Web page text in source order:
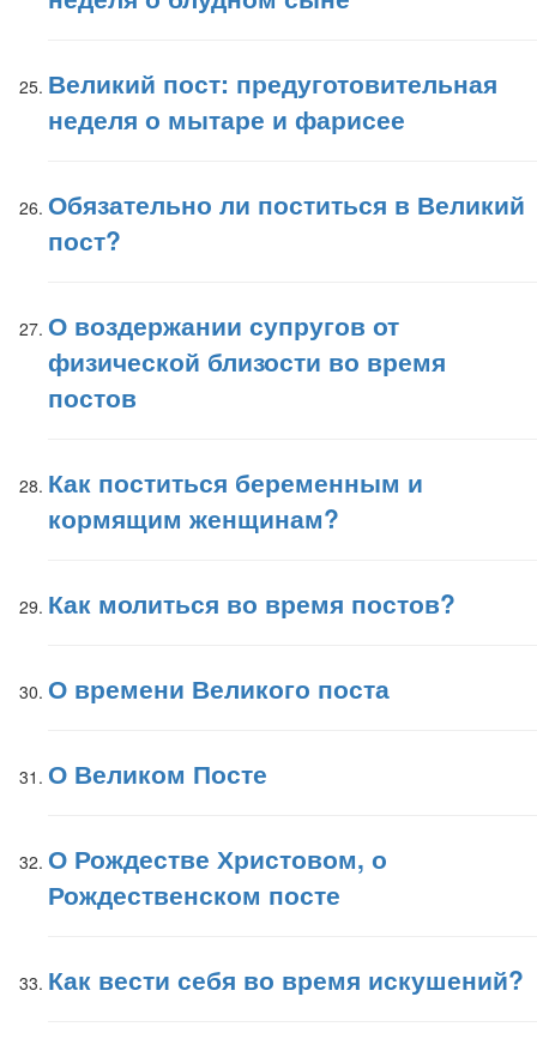
Великий пост: предуготовительная
неделя о мытаре и фарисее
Обязательно ли поститься в Великий
пост?
О воздержании супругов от
физической близости во время
постов
Как поститься беременным и
кормящим женщинам?
Как молиться во время постов?
О времени Великого поста
О Великом Посте
О Рождестве Христовом, о
Рождественском посте
Как вести себя во время искушений?